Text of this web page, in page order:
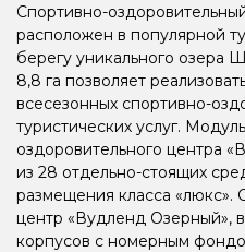
Спортивно-
расположен в популярной
берегу уникального озера
8,8 га позволяет
всесезонных спортивно-
туристических услуг.
оздоровительного центра
из 28 отдельно-стоящих
размещения класса «люкс».
центр «Вудленд Озерный»,
корпусов с номерным